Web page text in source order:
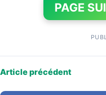
PAGE
Article précédent